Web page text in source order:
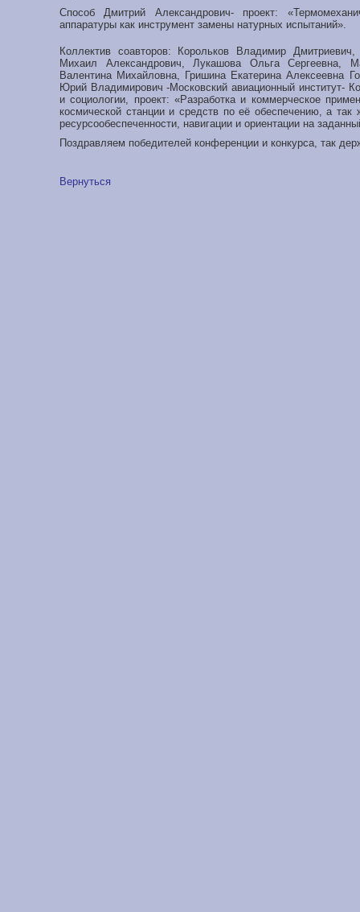
Способ Дмитрий Александрович- проект:
аппаратуры как инструмент замены натурных испытаний».
Коллектив соавторов: Корольков Владимир
Михаил Александрович, Лукашова Ольга Сергеевна,
Валентина Михайловна, Гришина Екатерина Алексеевна
Юрий Владимирович -Московский авиационный институт-
и социологии, проект: «Разработка и коммерческое
космической станции и средств по её обеспечению, а
ресурсообеспеченности, навигации и ориентации на
Поздравляем победителей конференции и конкурса, так
Вернуться